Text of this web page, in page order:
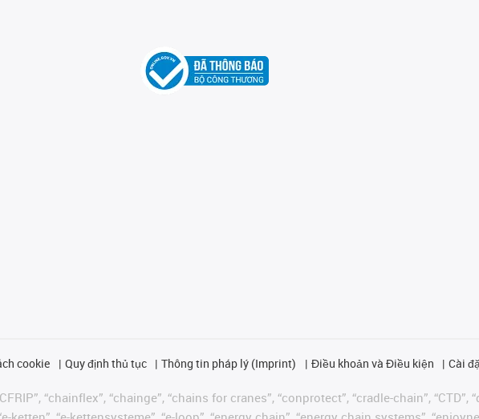
cookie Quy định thủ tục Thông tin pháp lý (Imprint) Điều khoản và Điều kiện Cài
“chainflex”, “chainge”, “chains for cranes”, “conprotect”, “cradle-chain”, “CTD”,